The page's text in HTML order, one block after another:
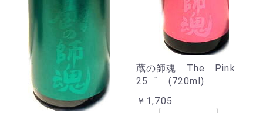
蔵の師魂 The Pink
25゜ (720ml)
￥1,705